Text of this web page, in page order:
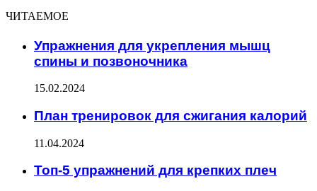
ЧИТАЕМОЕ
Упражнения для укрепления мышц
спины и позвоночника
15.02.2024
План тренировок для сжигания калорий
11.04.2024
Топ-5 упражнений для крепких плеч